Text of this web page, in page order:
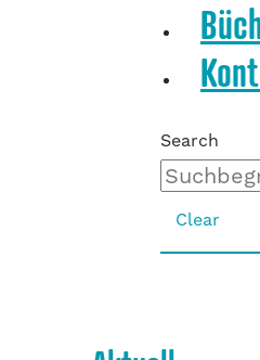
Search
Clear